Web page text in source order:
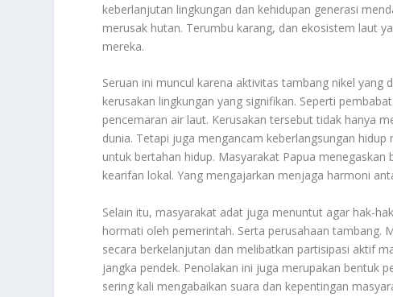
keberlanjutan lingkungan dan kehidupan generasi
merusak hutan. Terumbu karang, dan ekosistem laut
mereka.
Seruan ini muncul karena aktivitas tambang nikel yang
kerusakan lingkungan yang signifikan. Seperti
pencemaran air laut. Kerusakan tersebut tidak hanya
dunia. Tetapi juga mengancam keberlangsungan
untuk bertahan hidup. Masyarakat Papua
kearifan lokal. Yang mengajarkan menjaga harmoni
Selain itu, masyarakat adat juga menuntut agar hak-
hormati oleh pemerintah. Serta perusahaan tambang.
secara berkelanjutan dan melibatkan partisipasi aktif
jangka pendek. Penolakan ini juga merupakan bentuk
sering kali mengabaikan suara dan kepentingan